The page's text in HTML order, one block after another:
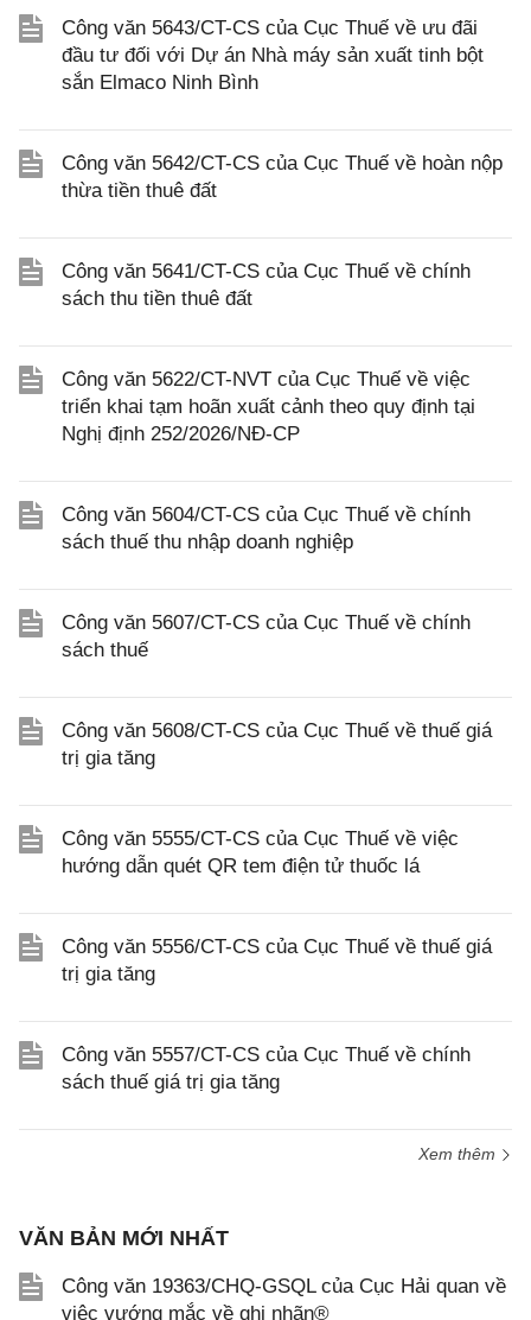
Công văn 5643/CT-CS của Cục Thuế về ưu đãi
đầu tư đối với Dự án Nhà máy sản xuất tinh bột
sắn Elmaco Ninh Bình
Công văn 5642/CT-CS của Cục Thuế về hoàn nộp
thừa tiền thuê đất
Công văn 5641/CT-CS của Cục Thuế về chính
sách thu tiền thuê đất
Công văn 5622/CT-NVT của Cục Thuế về việc
triển khai tạm hoãn xuất cảnh theo quy định tại
Nghị định 252/2026/NĐ-CP
Công văn 5604/CT-CS của Cục Thuế về chính
sách thuế thu nhập doanh nghiệp
Công văn 5607/CT-CS của Cục Thuế về chính
sách thuế
Công văn 5608/CT-CS của Cục Thuế về thuế giá
trị gia tăng
Công văn 5555/CT-CS của Cục Thuế về việc
hướng dẫn quét QR tem điện tử thuốc lá
Công văn 5556/CT-CS của Cục Thuế về thuế giá
trị gia tăng
Công văn 5557/CT-CS của Cục Thuế về chính
sách thuế giá trị gia tăng
Xem thêm
VĂN BẢN MỚI NHẤT
Công văn 19363/CHQ-GSQL của Cục Hải quan về
việc vướng mắc về ghi nhãn®